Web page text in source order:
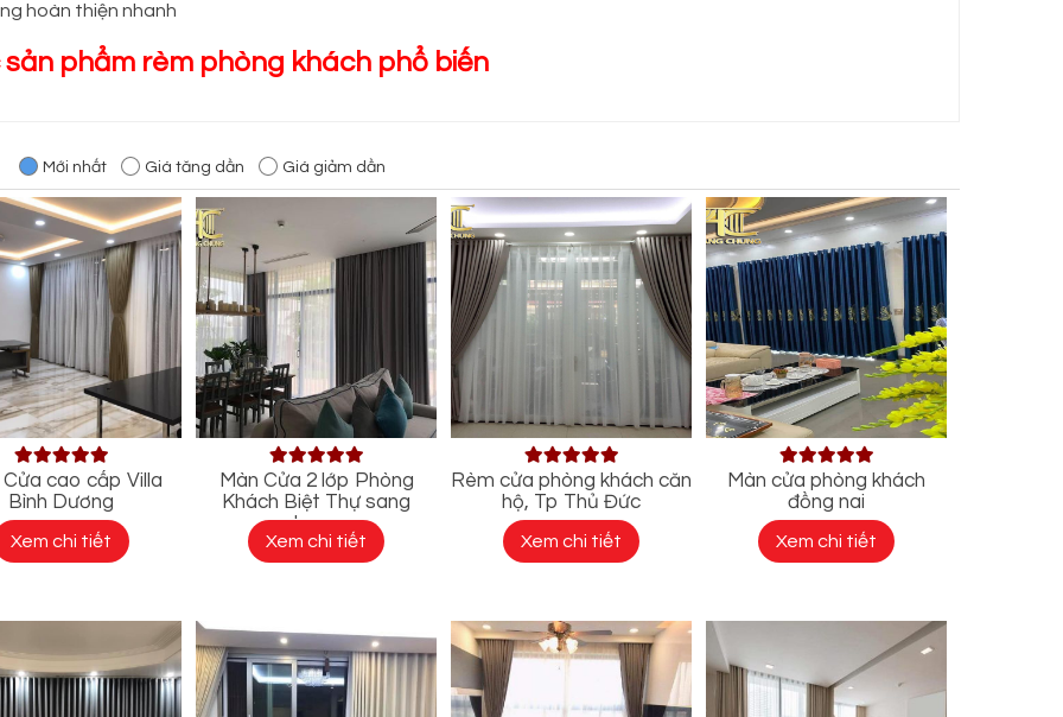
hoàn thiện nhanh
sản phẩm rèm phòng khách phổ biến
Mới nhất Giá tăng dần Giá giảm dần
Cửa cao cấp Villa
Bình Dương
Xem chi tiết
Màn Cửa 2 lớp Phòng
Khách Biệt Thự sang
trọng
Xem chi tiết
Rèm cửa phòng khách căn
hộ, Tp Thủ Đức
Xem chi tiết
Màn cửa phòng khách
đồng nai
Xem chi tiết